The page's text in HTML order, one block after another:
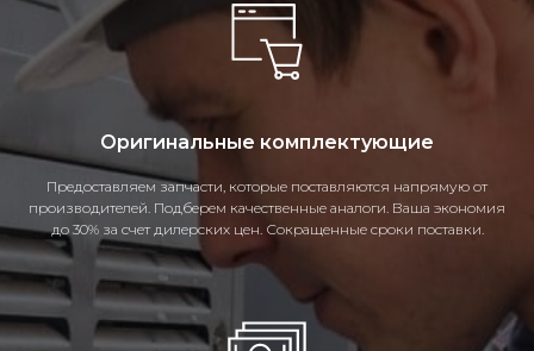
Оригинальные комплектующие
Предоставляем запчасти, которые поставляются напрямую от
производителей. Подберем качественные аналоги. Ваша экономия
до 30% за счет дилерских цен. Сокращенные сроки поставки.